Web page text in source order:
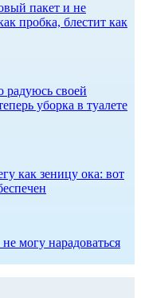
пакет и не
пробка, блестит как
радуюсь своей
уборка в туалете
как зеницу ока: вот
могу нарадоваться